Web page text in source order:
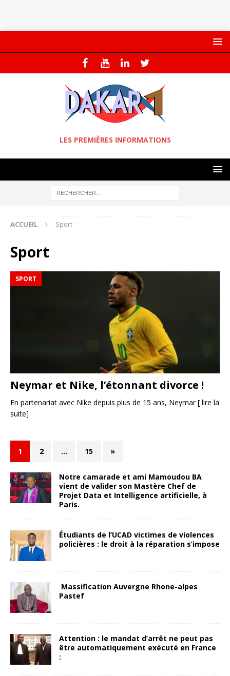
LES PREMIÈRES INFORMATIONS
ACCUEIL Sport
Sport
SPORT
Neymar et Nike, l’étonnant divorce !
En partenariat avec Nike depuis plus de 15 ans, Neymar[ lire la
suite]
1 2 … 15 »
Notre camarade et ami Mamoudou BA
vient de valider son Mastère Chef de
Projet Data et Intelligence artificielle, à
Paris.
Étudiants de l’UCAD victimes de violences
policières : le droit à la réparation s’impose
Massification Auvergne Rhone-alpes
Pastef
Attention : le mandat d’arrêt ne peut pas
être automatiquement exécuté en France
: